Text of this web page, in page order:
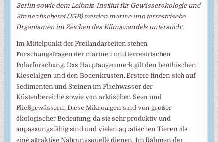
Berlin sowie dem Leibniz-Institut für Gewässerökologie und
Binnenfischerei (IGB) werden marine und terrestrische
Organismen im Zeichen des Klimawandels untersucht.
Im Mittelpunkt der Freilandarbeiten stehen
Forschungsfragen der marinen und terrestrischen
Polarforschung. Das Hauptaugenmerk gilt den benthischen
Kieselalgen und den Bodenkrusten. Erstere finden sich auf
Sedimenten und Steinen im Flachwasser der
Küstenbereiche sowie von arktischen Seen und
Fließgewässern. Diese Mikroalgen sind von großer
ökologischer Bedeutung, da sie sehr produktiv und
anpassungsfähig sind und vielen aquatischen Tieren als
eine attraktive Nahrungsquelle dienen. Im Rahmen der